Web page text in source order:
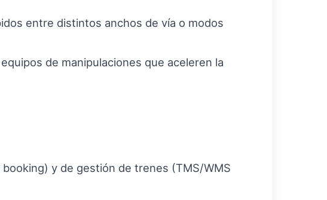
entre distintos anchos de vía o modos
de manipulaciones que aceleren la
y de gestión de trenes (TMS/WMS